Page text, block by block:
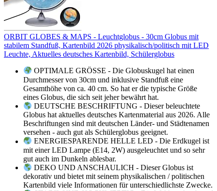
ORBIT GLOBES & MAPS - Leuchtglobus - 30cm Globus mit
stabilem Standfuß, Kartenbild 2026 physikalisch/politisch mit LED
Leuchte, Aktuelles deutsches Kartenbild, Schülerglobus
OPTIMALE GRÖSSE - Die Globuskugel hat einen
Durchmesser von 30cm und inklusive Standfuß eine
Gesamthöhe von ca. 40 cm. So hat er die typische Größe
eines Globus, die sich seit jeher bewährt hat.
DEUTSCHE BESCHRIFTUNG - Dieser beleuchtete
Globus hat aktuelles deutsches Kartenmaterial aus 2026. Alle
Beschriftungen sind mit deutschen Länder- und Städtenamen
versehen - auch gut als Schülerglobus geeignet.
ENERGIESPARENDE HELLE LED - Die Erdkugel ist
mit einer LED Lampe (E14, 2W) ausgeleuchtet und so sehr
gut auch im Dunkeln ablesbar.
DEKO UND ANSCHAULICH - Dieser Globus ist
dekorativ und bietet mit seinem physikalischen / politischen
Kartenbild viele Informationen für unterschiedlichste Zwecke.